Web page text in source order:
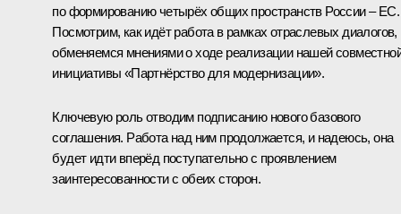
по формированию четырёх общих пространств России – ЕС.
Посмотрим, как идёт работа в рамках отраслевых диалогов,
обменяемся мнениями о ходе реализации нашей
инициативы «Партнёрство для модернизации».
Ключевую роль отводим подписанию нового базового
соглашения. Работа над ним продолжается, и надеюсь, она
будет идти вперёд поступательно с проявлением
заинтересованности с обеих сторон.